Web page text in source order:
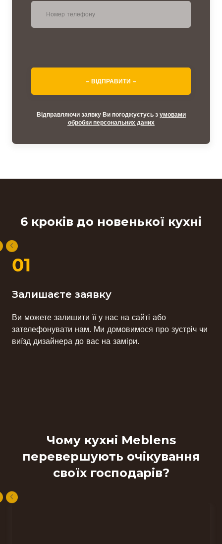
– ВІДПРАВИТИ –
Відправляючи заявку Ви погоджуєтусь з умовами
обробки персональних даних
6 кроків до новенької кухні
Залишаєте заявку
Ви можете залишити її у нас на сайті або
зателефонувати нам. Ми домовимося про зустріч чи
виїзд дизайнера до вас на заміри.
Чому кухні Meblens
перевершують очікування
своїх господарів?